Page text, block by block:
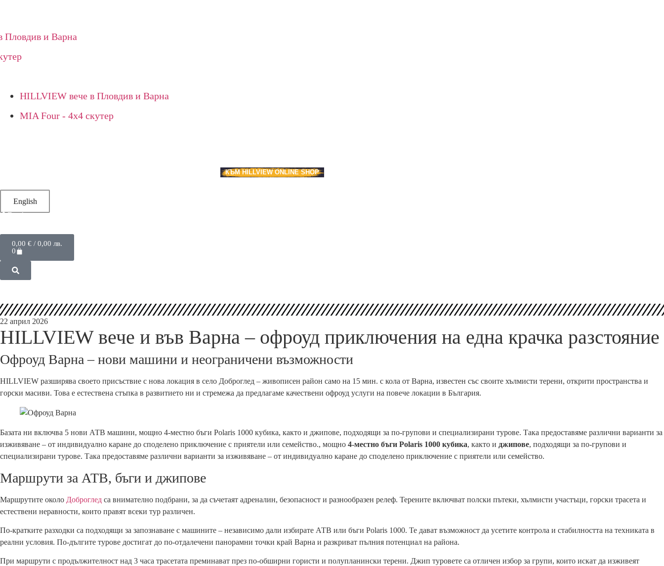
и Варна
HILLVIEW вече в Пловдив и Варна
MIA Four - 4х4 скутер
КЪМ HILLVIEW ONLINE SHOP
English
Профил
0,00 € / 0,00 лв.
0
22 април 2026
HILLVIEW вече и във Варна – офроуд приключения на една крачка разстояние
Офроуд Варна – нови машини и неограничени възможности
HILLVIEW разширява своето присъствие с нова локация в село Доброглед – живописен район само на 15 мин. с кола от Варна, известен със своите хълмисти терени, открити пространства и
горски масиви. Това е естествена стъпка в развитието ни и стремежа да предлагаме качествени офроуд услуги на повече локации в България.
Базата ни включва 5 нови АТВ машини, мощно 4-местно бъги Polaris 1000 кубика, както и джипове, подходящи за по-групови и специализирани турове. Така предоставяме различни варианти за
изживяване – от индивидуално каране до споделено приключение с приятели или семейство., мощно 4-местно бъги Polaris 1000 кубика, както и джипове, подходящи за по-групови и
специализирани турове. Така предоставяме различни варианти за изживяване – от индивидуално каране до споделено приключение с приятели или семейство.
Маршрути за АТВ, бъги и джипове
Маршрутите около Доброглед са внимателно подбрани, за да съчетаят адреналин, безопасност и разнообразен релеф. Терените включват полски пътеки, хълмисти участъци, горски трасета и
естествени неравности, които правят всеки тур различен.
По-кратките разходки са подходящи за запознаване с машините – независимо дали избирате АТВ или бъги Polaris 1000. Те дават възможност да усетите контрола и стабилността на техниката в
реални условия. По-дългите турове достигат до по-отдалечени панорамни точки край Варна и разкриват пълния потенциал на района.
При маршрути с продължителност над 3 часа трасетата преминават през по-обширни гористи и полупланински терени. Джип туровете са отличен избор за групи, които искат да изживеят